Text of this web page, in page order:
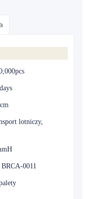
lotniczy,
0011